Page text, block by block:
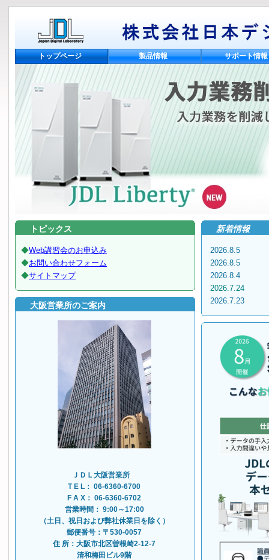
トップページ 製品情報 サポート情報
新着情報
トピックス
◆Web講習会のお申込み
◆お問い合わせフォーム
◆サイトマップ
大阪営業所のご案内
ＪＤＬ大阪営業所
T E L： 06-6360-6700
F A X： 06-6360-6702
営業時間： 9:00～17:00
（土日、祝日および弊社休業日を除く）
郵便番号：〒530-0057
住 所：大阪市北区曽根崎2-12-7
清和梅田ビル9階